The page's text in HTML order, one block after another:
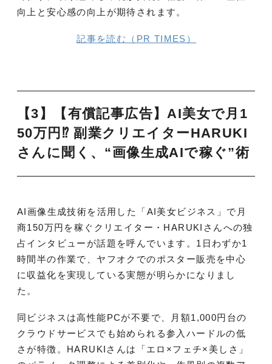
向上と安心感の向上が期待されます。
記事を読む（PR TIMES）
【3】【有償記事広告】AI美女で月1
50万円⁉︎ 副業クリエイターHARUKI
さんに聞く、“画像生成AIで稼ぐ”術
AI画像生成技術を活用した「AI美女ビジネス」で月
商150万円を稼ぐクリエイター・HARUKIさんへの独
占インタビューが話題を呼んでいます。1日わずか1
時間半の作業で、ヤフオクでのポスター販売を中心
に収益化を実現している実態が明らかになりまし
た。
同ビジネスは高性能PCが不要で、月額1,000円台の
クラウドサービスでも始められる参入ハードルの低
さが特徴。HARUKIさんは「エロ×フェチ×美しさ」